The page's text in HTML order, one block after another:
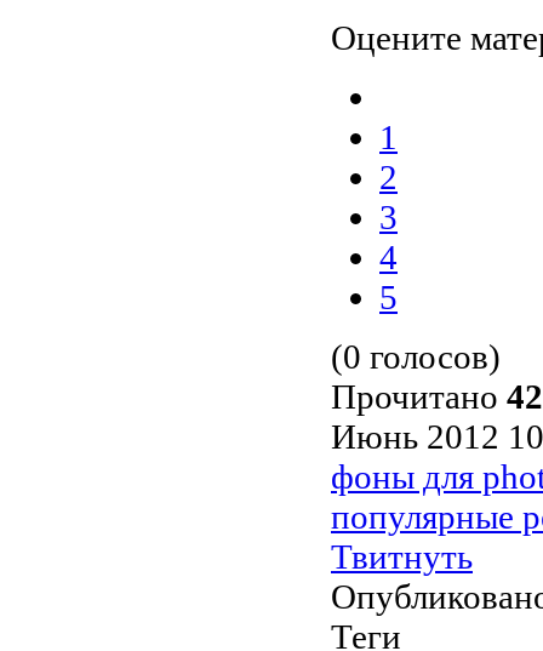
Оцените
1
2
3
4
5
(0 голосов)
Прочитано
Июнь 2012
фоны для
популярные
Твитнуть
Теги